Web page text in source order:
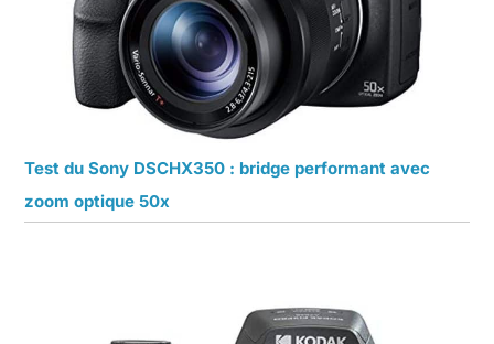
Test du Sony DSCHX350 : bridge performant avec
zoom optique 50x